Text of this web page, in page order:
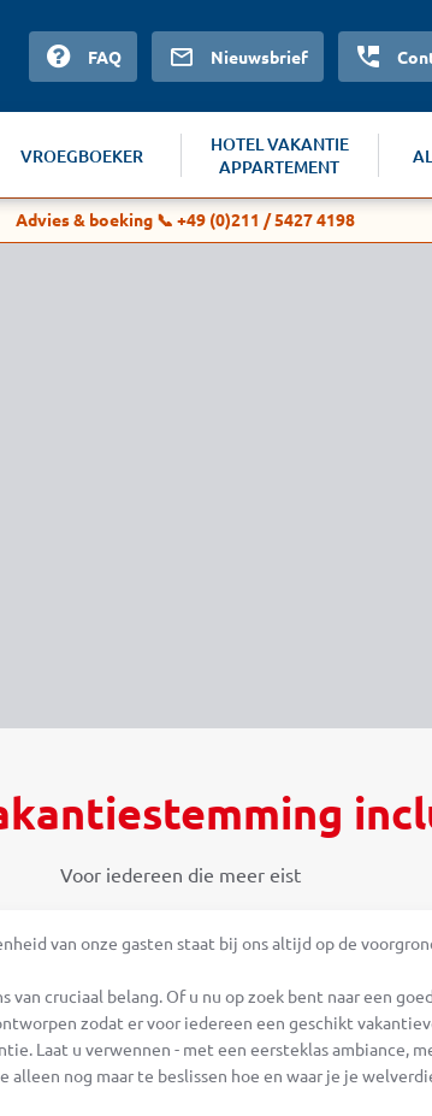
FAQ Nieuwsbrief
VROEGBOEKER
HOTEL VAKANTIE
APPARTEMENT
Advies & boeking 📞 +49 (0)211 / 5427 4198
Voor iedereen die meer eist
van onze gasten staat bij ons altijd op de
cruciaal belang. Of u nu op zoek bent naar een
zodat er voor iedereen een geschikt
Laat u verwennen - met een eersteklas
alleen nog maar te beslissen hoe en waar je je